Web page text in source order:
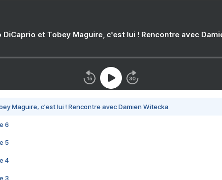
DiCaprio et Tobey Maguire, c'est lui ! Rencontre avec
Maguire, c'est lui ! Rencontre avec Damien Witecka
6
5
4
3